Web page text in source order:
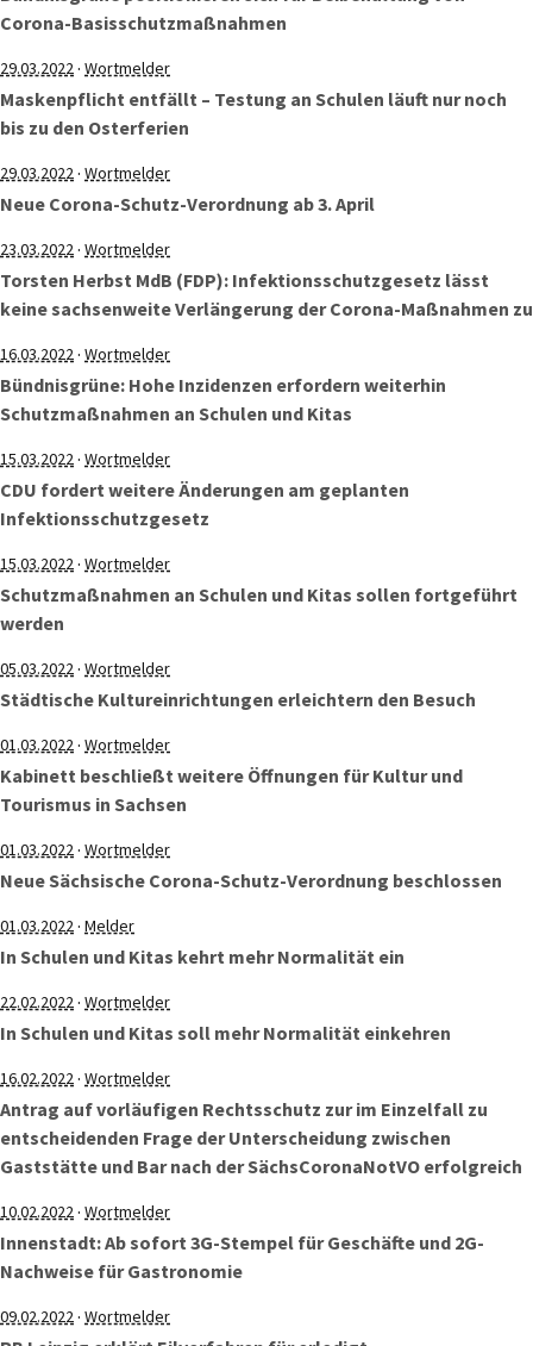
Corona-Basisschutzmaßnahmen
29.03.2022· Wortmelder
Maskenpflicht entfällt – Testung an Schulen läuft nur noch
bis zu den Osterferien
29.03.2022· Wortmelder
Neue Corona-Schutz-Verordnung ab 3. April
23.03.2022· Wortmelder
Torsten Herbst MdB (FDP): Infektionsschutzgesetz lässt
keine sachsenweite Verlängerung der Corona-Maßnahmen zu
16.03.2022· Wortmelder
Bündnisgrüne: Hohe Inzidenzen erfordern weiterhin
Schutzmaßnahmen an Schulen und Kitas
15.03.2022· Wortmelder
CDU fordert weitere Änderungen am geplanten
Infektionsschutzgesetz
15.03.2022· Wortmelder
Schutzmaßnahmen an Schulen und Kitas sollen fortgeführt
werden
05.03.2022· Wortmelder
Städtische Kultureinrichtungen erleichtern den Besuch
01.03.2022· Wortmelder
Kabinett beschließt weitere Öffnungen für Kultur und
Tourismus in Sachsen
01.03.2022· Wortmelder
Neue Sächsische Corona-Schutz-Verordnung beschlossen
01.03.2022· Melder
In Schulen und Kitas kehrt mehr Normalität ein
22.02.2022· Wortmelder
In Schulen und Kitas soll mehr Normalität einkehren
16.02.2022· Wortmelder
Antrag auf vorläufigen Rechtsschutz zur im Einzelfall zu
entscheidenden Frage der Unterscheidung zwischen
Gaststätte und Bar nach der SächsCoronaNotVO erfolgreich
10.02.2022· Wortmelder
Innenstadt: Ab sofort 3G-Stempel für Geschäfte und 2G-
Nachweise für Gastronomie
09.02.2022· Wortmelder